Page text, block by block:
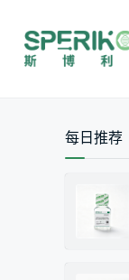
每日推荐